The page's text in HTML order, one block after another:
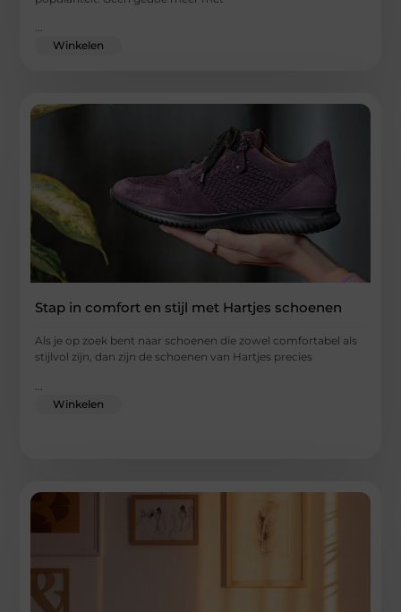
...
Winkelen
Stap in comfort en stijl met Hartjes schoenen
Als je op zoek bent naar schoenen die zowel comfortabel als
stijlvol zijn, dan zijn de schoenen van Hartjes precies
Winkelen